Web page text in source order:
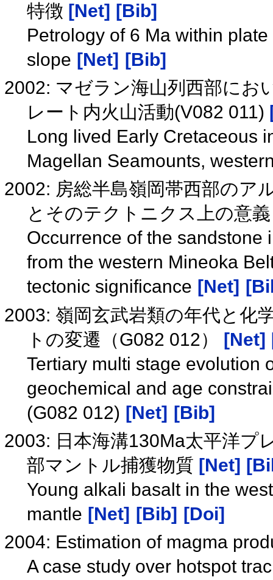
特徴 [Net] [Bib]
Petrology of 6 Ma within
slope [Net]
[Bib]
2002: マゼラン海山列西部にお
レート内火山活動(V082 011)
Long lived Early Cretaceous
Magellan Seamounts,
2002: 房総半島嶺岡帯西部のア
とそのテクトニクス上の意
Occurrence of the sandstone
from the western Mineoka
tectonic significance [Net]
2003: 嶺岡玄武岩類の年代と化
トの変遷（G082 012） [Net]
Tertiary multi stage evolution
geochemical and age
(G082 012) [Net] [Bib]
2003: 日本海溝130Ma太平洋プ
部マントル捕獲物質 [Net]
Young alkali basalt in the
mantle [Net] [Bib] [Doi]
2004: Estimation of magma
A case study over hotspot